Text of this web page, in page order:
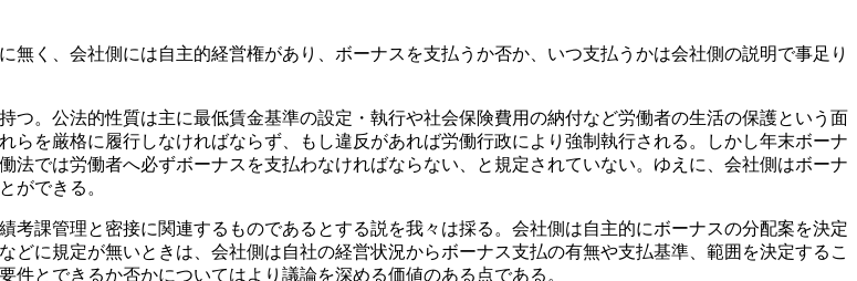
く、会社側には自主的経営権があり、ボーナスを支払うか否か、いつ支払うかは会社側の説明で事足り
。公法的性質は主に最低賃金基準の設定・執行や社会保険費用の納付など労働者の生活の保護という面
を厳格に履行しなければならず、もし違反があれば労働行政により強制執行される。しかし年末ボーナ
では労働者へ必ずボーナスを支払わなければならない、と規定されていない。ゆえに、会社側はボーナ
ができる。
課管理と密接に関連するものであるとする説を我々は採る。会社側は自主的にボーナスの分配案を決定
に規定が無いときは、会社側は自社の経営状況からボーナス支払の有無や支払基準、範囲を決定するこ
とできるか否かについてはより議論を深める価値のある点である。